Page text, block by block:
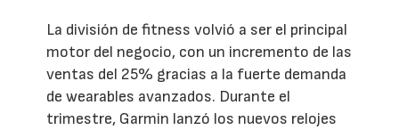
La división de fitness volvió a ser el principal
motor del negocio, con un incremento de las
ventas del 25% gracias a la fuerte demanda
de wearables avanzados. Durante el
trimestre, Garmin lanzó los nuevos relojes